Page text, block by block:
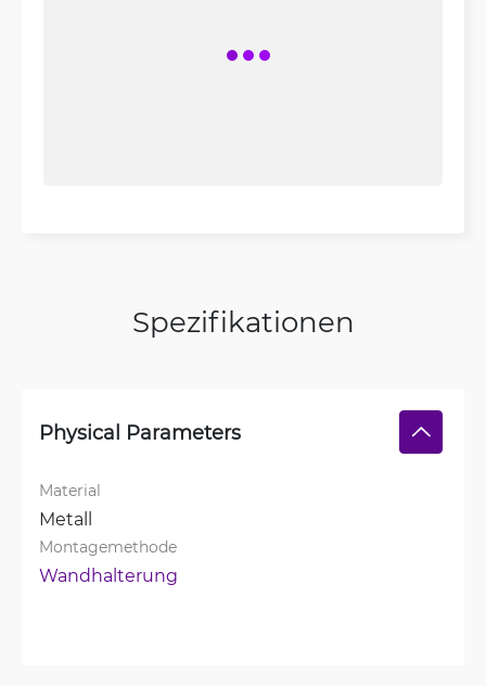
Spezifikationen
Physical Parameters
Material
Metall
Montagemethode
Wandhalterung